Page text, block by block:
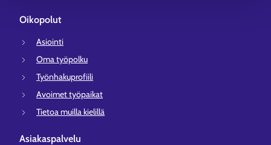
Oikopolut
Asiointi
Oma työpolku
Työnhakuprofiili
Avoimet työpaikat
Tietoa muilla kielillä
Asiakaspalvelu